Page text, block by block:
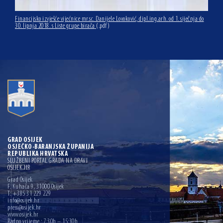
Financijsko izvješće vijećnice mr.sc. Danijele Lovoković, dipl.ing.arh. od 1. siječnja do
30. lipnja 2018. s Liste grupe birača (.pdf)
GRAD OSIJEK
OSJEČKO-BARANJSKA ŽUPANIJA
REPUBLIKA HRVATSKA
SLUŽBENI PORTAL GRADA NA DRAVI
OSIJEK.HR
Grad Osijek
F. Kuhača 9, 31000 Osijek
T: +385 31 229 229
info@osijek.hr
press@osijek.hr
www.osijek.hr